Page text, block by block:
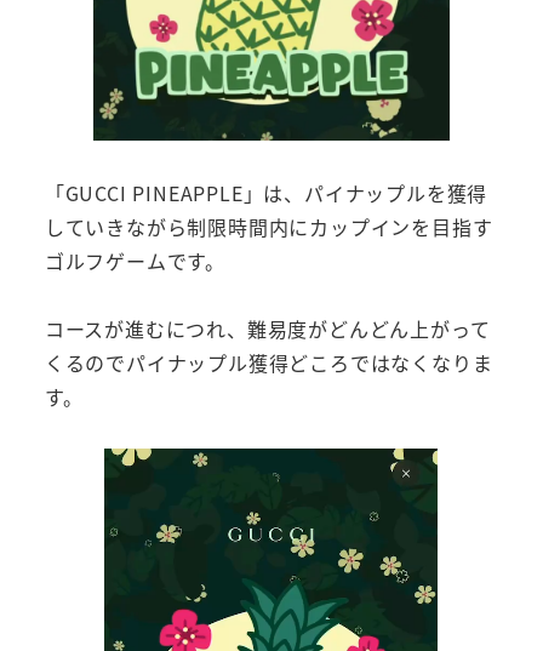
「GUCCI PINEAPPLE」は、パイナップルを獲得
していきながら制限時間内にカップインを目指す
ゴルフゲームです。
コースが進むにつれ、難易度がどんどん上がって
くるのでパイナップル獲得どころではなくなりま
す。